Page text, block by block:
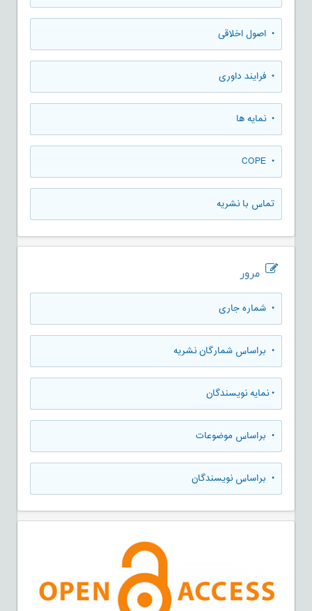
• اصول اخلاقی
• فرایند داوری
• نمایه ها
• COPE
تماس با نشریه
مرور
• شماره جاری
• براساس شمارگان نشریه
•نمایه نویسندگان
• براساس موضوعات
• براساس نویسندگان